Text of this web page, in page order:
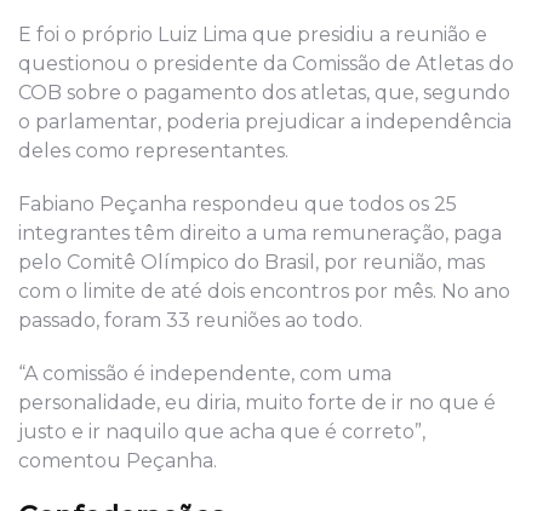
E foi o próprio Luiz Lima que presidiu a reunião e
questionou o presidente da Comissão de Atletas do
COB sobre o pagamento dos atletas, que, segundo
o parlamentar, poderia prejudicar a independência
deles como representantes.
Fabiano Peçanha respondeu que todos os 25
integrantes têm direito a uma remuneração, paga
pelo Comitê Olímpico do Brasil, por reunião, mas
com o limite de até dois encontros por mês. No ano
passado, foram 33 reuniões ao todo.
“A comissão é independente, com uma
personalidade, eu diria, muito forte de ir no que é
justo e ir naquilo que acha que é correto”,
comentou Peçanha.